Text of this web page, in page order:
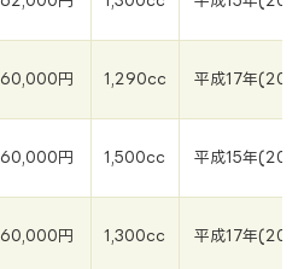
60,000円 1,290cc 平成17年
60,000円 1,500cc 平成15年
60,000円 1,300cc 平成17年